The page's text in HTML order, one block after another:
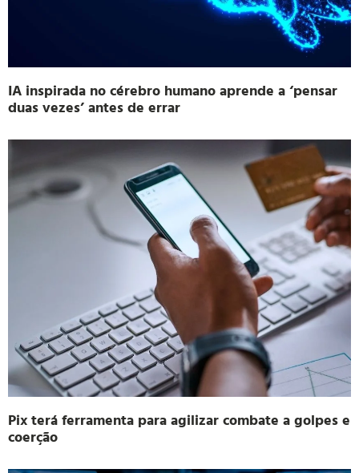
IA inspirada no cérebro humano aprende a ‘pensar
duas vezes’ antes de errar
Pix terá ferramenta para agilizar combate a golpes e
coerção